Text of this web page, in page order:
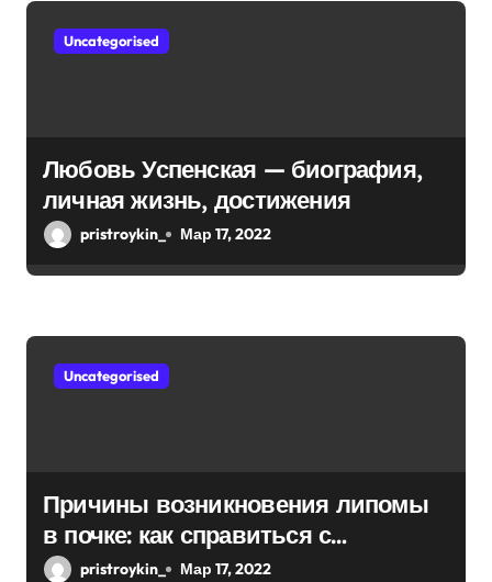
Uncategorised
Любовь Успенская — биография,
личная жизнь, достижения
pristroykin_ Мар 17, 2022
Uncategorised
Причины возникновения липомы
в почке: как справиться с
болезнью
pristroykin_ Мар 17, 2022